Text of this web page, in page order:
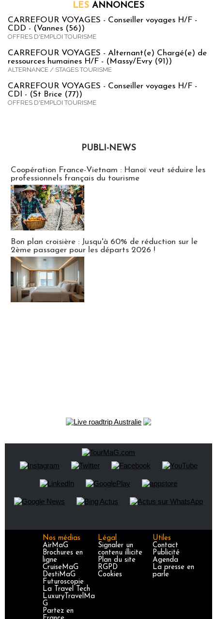
LES ANNONCES
CARREFOUR VOYAGES - Conseiller voyages H/F -
CDD - (Vannes (56))
OFFRES D'EMPLOI TOURISME
CARREFOUR VOYAGES - Alternant(e) Chargé(e) de
ressources humaines H/F - (Massy/Evry (91))
ALTERNANCE / STAGES TOURISME
CARREFOUR VOYAGES - Conseiller voyages H/F -
CDI - (St Brice (77))
OFFRES D'EMPLOI TOURISME
PUBLI-NEWS
Coopération France-Vietnam : Hanoï veut séduire les
professionnels français du tourisme
Bon plan croisière : Jusqu'à 60% de réduction sur le
2ème passager pour les départs 2026 !
Nos médias
AirMaG
Brochures en
ligne
CruiseMaG
DestiMaG
Futuroscopie
La Travel Tech
LuxuryTravelMa
G
Partez en
Légal
Signaler un
contenu illicite
Plan du site
RGPD
Cookies
Utiles
Contact
Publicité
Agenda
La presse en
parle